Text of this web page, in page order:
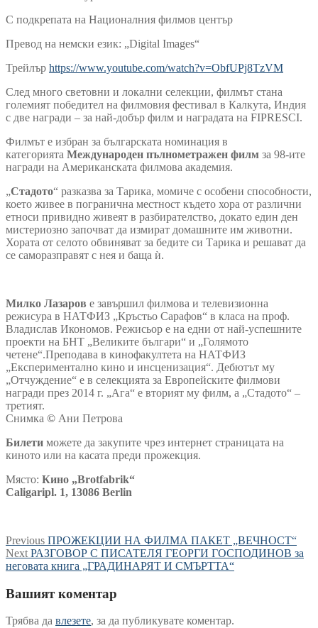
С подкрепата на Националния филмов център
Превод на немски език: „Digital Images“
Трейлър https://www.youtube.com/watch?v=ObfUPj8TzVM
След много световни и локални селекции, филмът стана
големият победител на филмовия фестивал в Калкута, Индия
с две награди – за най-добър филм и наградата на FIPRESCI.
Филмът е избран за българската номинация в
категорията Международен пълнометражен филм за 98-ите
награди на Американската филмова академия.
„Стадото“ разказва за Тарика, момиче с особени способности,
което живее в погранична местност където хора от различни
етноси привидно живеят в разбирателство, докато един ден
мистериозно започват да измират домашните им животни.
Хората от селото обвиняват за бедите си Тарика и решават да
се саморазправят с нея и баща ѝ.
Милко Лазаров е завършил филмова и телевизионна
режисура в НАТФИЗ „Кръстьо Сарафов“ в класа на проф.
Владислав Икономов. Режисьор е на едни от най-успешните
проекти на БНТ „Великите българи“ и „Голямото
четене“.Преподава в кинофакултета на НАТФИЗ
„Експериментално кино и инсценизация“. Дебютът му
„Отчуждение“ е в селекцията за Европейските филмови
награди през 2014 г. „Ага“ е вторият му филм, а „Стадото“ –
третият.
Снимка © Ани Петрова
Билети можете да закупите чрез интернет страницата на
киното или на касата преди прожекция.
Място: Кино „Brotfabrik“
Caligaripl. 1, 13086 Berlin
Навигация
Previous Previous
post:
ПРОЖЕКЦИИ НА ФИЛМА ПАКЕТ „ВЕЧНОСТ“
Next Next
post:
РАЗГОВОР С ПИСАТЕЛЯ ГЕОРГИ ГОСПОДИНОВ за
неговата книга „ГРАДИНАРЯТ И СМЪРТТА“
Вашият коментар
Трябва да влезете, за да публикувате коментар.